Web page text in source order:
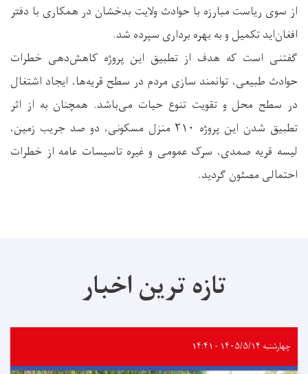
از سوی ریاست مبارزه با حوادث ولایت بدخشان در همکاری با دفتر
افغان‌اید تکمیل و به بهره برداری سپرده شد.
گفتنی است که هدف از تطبیق این پروژه کاهش‌دهی خطرات
حوادث طبیعی، توانمند سازی مردم در سطح قریه‌ها، ایجاد اشتغال
در سطح محل و تقویت تنوع حیات می‌باشد. همچنان به از اثر
تطبیق شدن این پروژه ۲۱۰ منزل مسکونی، دو صد جریب زمین،
لیسه قریه صمدی، سرک عمومی و غیره تاسیسات عامه از خطرات
احتمالی مصئون گردید.
تازه ترین اخبار
چهارشنبه ۱۴۰۵/۵/۱۴ - ۱۴:۴۱